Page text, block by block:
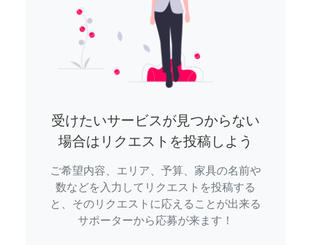
受けたいサービスが見つからない
場合はリクエストを投稿しよう
ご希望内容、エリア、予算、家具の名前や
数などを入力してリクエストを投稿する
と、そのリクエストに応えることが出来る
サポーターから応募が来ます！